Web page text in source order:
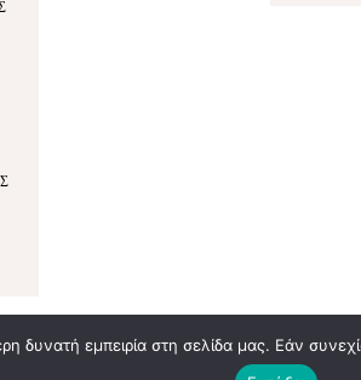
Entertainment Όροι Χρήσης Προστασία Δεδομένων
εμπειρία στη σελίδα μας. Εάν